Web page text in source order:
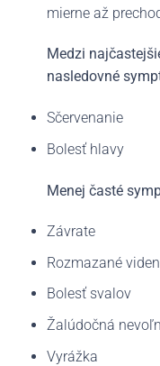
mierne až
Medzi
nasledovné
Sčervenanie
Bolesť hlavy
Menej časté
Závrate
Rozmazané
Bolesť svalov
Žalúdočná
Vyrážka